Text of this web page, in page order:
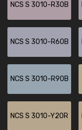
NCS S 3010-R30B
NCS S 3010-R60B
NCS S 3010-R90B
NCS S 3010-Y20R